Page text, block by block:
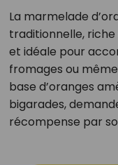
La marmelade
traditionnelle,
et idéale pour
fromages ou
base d’oranges
bigarades,
récompense par